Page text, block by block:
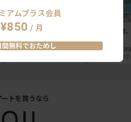
マリー・アントワネット・
横浜美術館｜神奈川
多田美波―光
2026.08.29 -
ートを買うなら
アムプラス会員
¥850 / 月
間無料でおためし